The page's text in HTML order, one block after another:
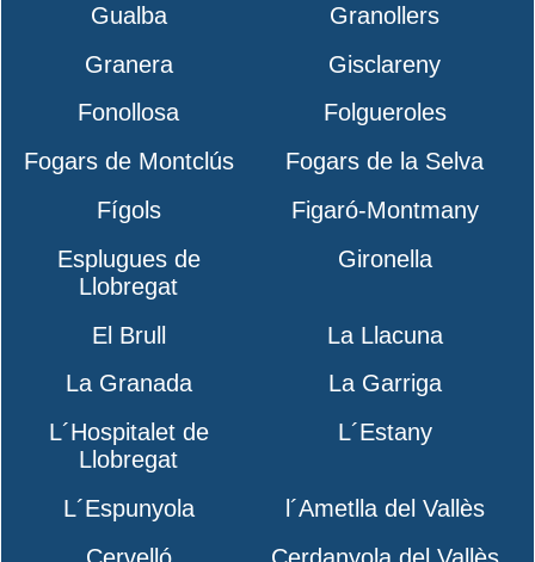
Gualba
Granollers
Granera
Gisclareny
Fonollosa
Folgueroles
Fogars de Montclús
Fogars de la Selva
Fígols
Figaró-Montmany
Esplugues de
Llobregat
Gironella
El Brull
La Llacuna
La Granada
La Garriga
L´Hospitalet de
Llobregat
L´Estany
L´Espunyola
l´Ametlla del Vallès